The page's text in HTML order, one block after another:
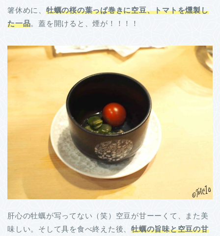
箸休めに、 牡蠣の桜の葉っぱ巻きに空豆、トマトを燻製し
た一品。蓋を開けると、煙が！！！！
肝心の牡蠣が写ってない（笑）空豆が甘ーーくて、また美
味しい。そして具を食べ終えた後、牡蠣の旨味と空豆の甘